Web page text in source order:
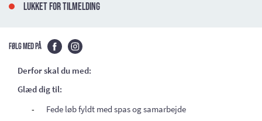
Følg med på
Lukket for tilmelding
Derfor skal du med:
Glæd dig til:
- Fede løb fyldt med spas og samarbejde